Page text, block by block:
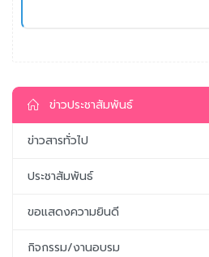
ข่าวประชาสัมพันธ์
ข่าวสารทั่วไป
ประชาสัมพันธ์
ขอแสดงความยินดี
กิจกรรม/งานอบรม